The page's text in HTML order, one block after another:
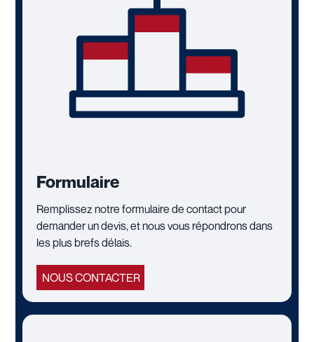
Formulaire
Remplissez notre formulaire de contact pour
demander un devis, et nous vous répondrons dans
les plus brefs délais.
NOUS CONTACTER